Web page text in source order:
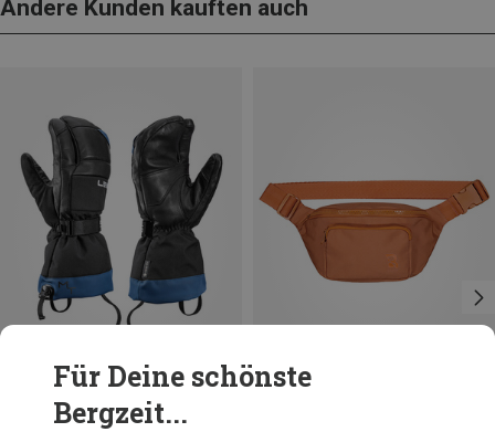
Andere Kunden kauften auch
Du sparst 11%
Für Deine schönste
Bergzeit...